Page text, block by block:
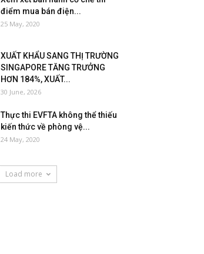
điểm mua bán điện...
25 May, 2020
XUẤT KHẨU SANG THỊ TRƯỜNG
SINGAPORE TĂNG TRƯỞNG
HƠN 184%, XUẤT...
30 June, 2026
Thực thi EVFTA không thể thiếu
kiến thức về phòng vệ...
24 May, 2020
Load more